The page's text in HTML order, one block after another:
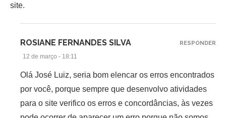
site.
ROSIANE FERNANDES SILVA
12 de março - 18:11
Olá José Luiz, seria bom elencar os erros encontrados
por você, porque sempre que desenvolvo atividades
para o site verifico os erros e concordâncias, às vezes
RESPONDER